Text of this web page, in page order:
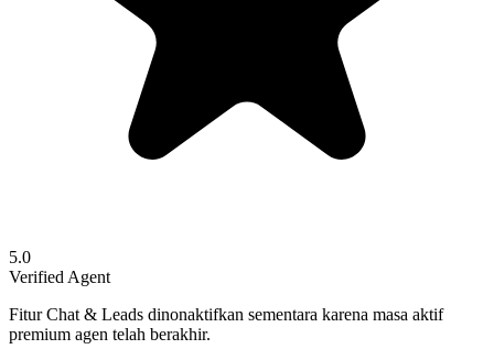
5.0
Verified Agent
Fitur Chat & Leads dinonaktifkan sementara karena masa aktif
premium agen telah berakhir.